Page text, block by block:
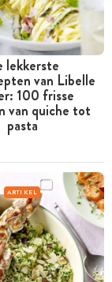
lekkerste
van Libelle
100 frisse
van quiche tot
pasta
ARTIKEL